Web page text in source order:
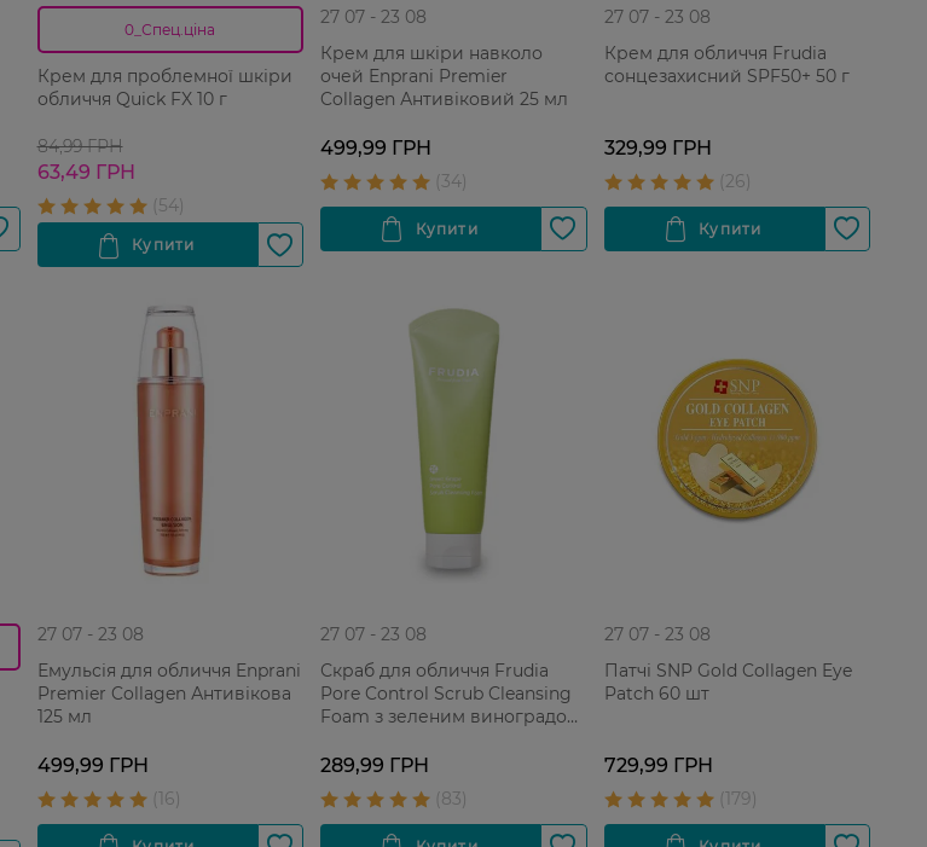
0_Спец.ціна
Крем для проблемної шкіри
обличчя Quick FX 10 г
84,99 ГРН
63,49 ГРН
27 07 - 23 08
Крем для шкіри навколо
очей Enprani Premier
Collagen Антивіковий 25 мл
499,99 ГРН
27 07 - 23 08
Крем для обличчя Frudia
сонцезахисний SPF50+ 50 г
329,99 ГРН
27 07 - 23 08
Емульсія для обличчя Enprani
Premier Collagen Антивікова
125 мл
499,99 ГРН
27 07 - 23 08
Скраб для обличчя Frudia
Pore Control Scrub Cleansing
Foam з зеленим виноградом
шкіри 145 г
289,99 ГРН
27 07 - 23 08
Патчі SNP Gold Collagen Eye
Patch 60 шт
729,99 ГРН